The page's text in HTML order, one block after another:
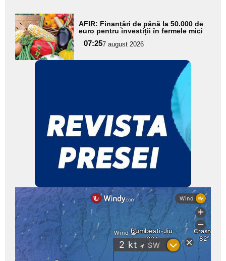
Adaugă
aici textul
pentru
subtitlu
AFIR: Finanțări de până la 50.000 de
euro pentru investiții în fermele mici
07:257 august 2026